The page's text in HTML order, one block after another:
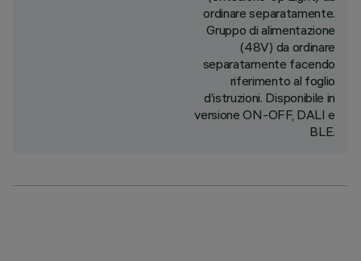
ordinare separatamente.
Gruppo di alimentazione
(48V) da ordinare
separatamente facendo
riferimento al foglio
d’istruzioni. Disponibile in
versione ON-OFF, DALI e
BLE.